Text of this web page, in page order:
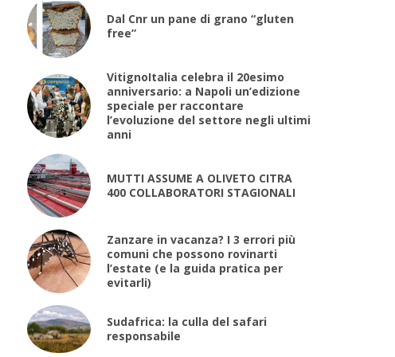
Dal Cnr un pane di grano “gluten
free”
VitignoItalia celebra il 20esimo
anniversario: a Napoli un’edizione
speciale per raccontare
l’evoluzione del settore negli ultimi
anni
MUTTI ASSUME A OLIVETO CITRA
400 COLLABORATORI STAGIONALI
Zanzare in vacanza? I 3 errori più
comuni che possono rovinarti
l’estate (e la guida pratica per
evitarli)
Sudafrica: la culla del safari
responsabile